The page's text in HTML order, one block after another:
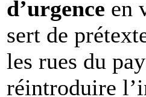
d’urgence en
sert de
les rues du
réintroduire